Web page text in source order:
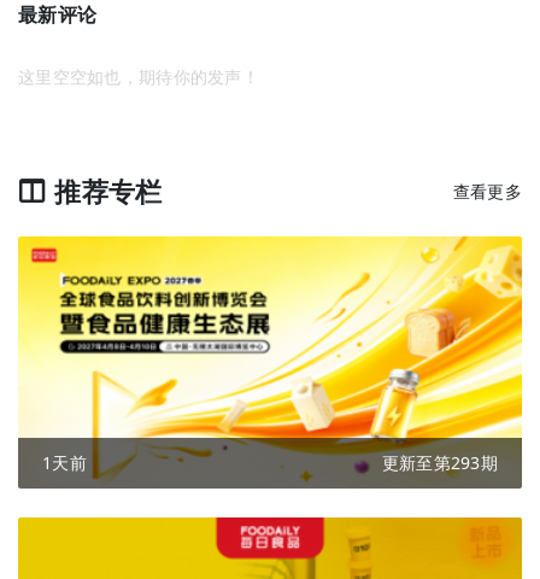
最新评论
这里空空如也，期待你的发声！
推荐专栏 查看更多
1天前 更新至第293期